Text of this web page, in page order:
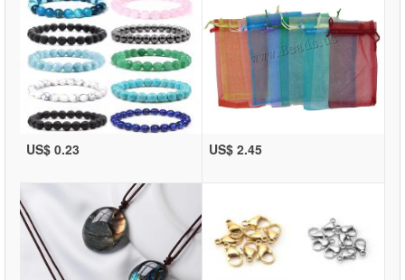
US$ 0.23 US$ 2.45